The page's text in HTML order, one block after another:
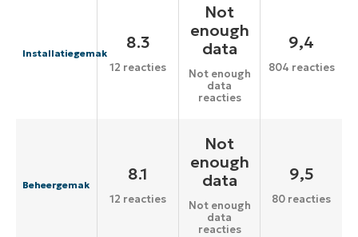
Installatiegemak
8.3
12 reacties
Not
enough
data
Not enough
data
reacties
9,4
804 reacties
Beheergemak
8.1
12 reacties
Not
enough
data
Not enough
data
reacties
9,5
80 reacties